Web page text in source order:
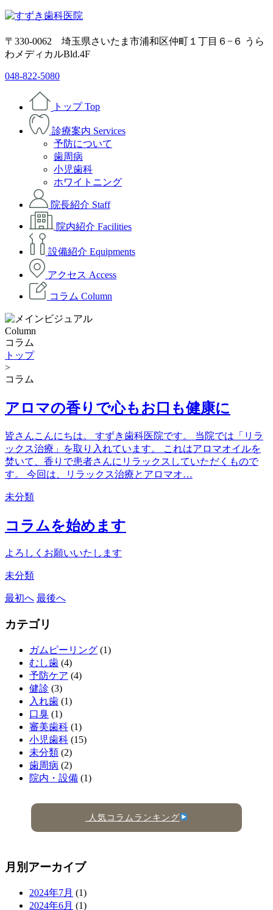
〒330-0062 埼玉県さいたま市浦和区仲町１丁目６−６ うら
わメディカルBld.4F
048-822-5080
トップ Top
診療案内 Services
予防について
歯周病
小児歯科
ホワイトニング
院長紹介 Staff
院内紹介 Facilities
設備紹介 Equipments
アクセス Access
コラム Column
Column
コラム
トップ
>
コラム
アロマの香りで心もお口も健康に
皆さんこんにちは。 すずき歯科医院です。 当院では「リラ
ックス治療」を取り入れています。 これはアロマオイルを
焚いて、香りで患者さんにリラックスしていただくもので
す。 今回は、リラックス治療とアロマオ…
未分類
コラムを始めます
よろしくお願いいたします
未分類
最初へ 最後へ
カテゴリ
ガムピーリング (1)
むし歯 (4)
予防ケア (4)
健診 (3)
入れ歯 (1)
口臭 (1)
審美歯科 (1)
小児歯科 (15)
未分類 (2)
歯周病 (2)
院内・設備 (1)
人気コラムランキング
月別アーカイブ
2024年7月 (1)
2024年6月 (1)